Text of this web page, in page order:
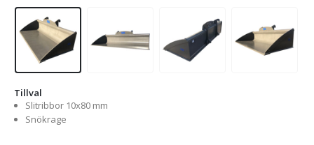
Tillval
Slitribbor 10x80 mm
Snökrage